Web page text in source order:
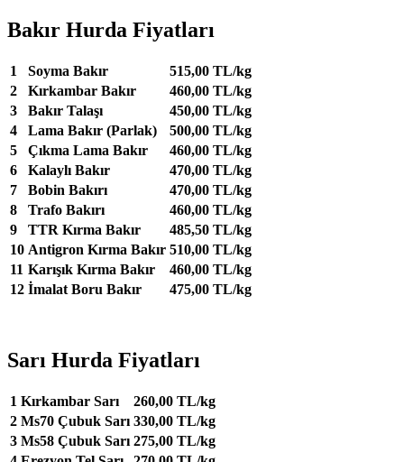
Bakır Hurda Fiyatları
1 Soyma Bakır
515,00 TL/kg
2
Kırkambar Bakır
460,00 TL/kg
3
Bakır Talaşı
450,00 TL/kg
4
Lama Bakır (Parlak)
500,00 TL/kg
5
Çıkma Lama Bakır
460,00 TL/kg
6
Kalaylı Bakır
470,00 TL/kg
7
Bobin Bakırı
470,00 TL/kg
8
Trafo Bakırı
460,00 TL/kg
9
TTR Kırma Bakır
485,50 TL/kg
10 Antigron Kırma Bakır 510,00 TL/kg
11 Karışık Kırma Bakır
460,00 TL/kg
12 İmalat Boru Bakır 475,00 TL/kg
Sarı Hurda Fiyatları
1 Kırkambar Sarı
260,00 TL/kg
2 Ms70 Çubuk Sarı 330,00 TL/kg
3 Ms58 Çubuk Sarı 275,00 TL/kg